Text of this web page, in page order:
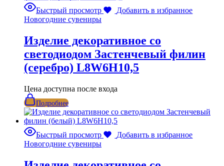
Быстрый просмотр
Добавить в избранное
Новогодние сувениры
Изделие декоративное со
светодиодом Застенчевый филин
(серебро) L8W6H10,5
Цена доступна после входа
Подробнее
Быстрый просмотр
Добавить в избранное
Новогодние сувениры